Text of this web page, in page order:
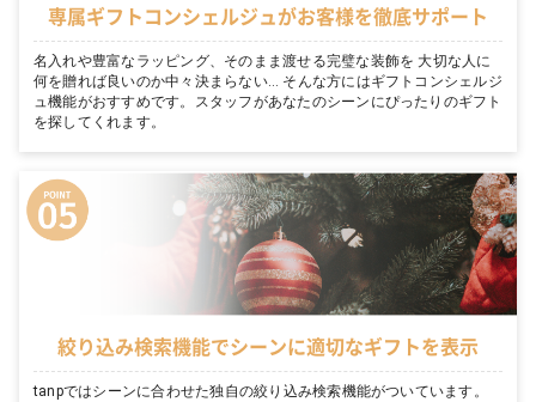
専属ギフトコンシェルジュがお客様を徹底サポート
名入れや豊富なラッピング、そのまま渡せる完璧な装飾を 大切な人に
何を贈れば良いのか中々決まらない… そんな方にはギフトコンシェルジ
ュ機能がおすすめです。スタッフがあなたのシーンにぴったりのギフト
を探してくれます。
絞り込み検索機能でシーンに適切なギフトを表示
tanpではシーンに合わせた独自の絞り込み検索機能がついています。